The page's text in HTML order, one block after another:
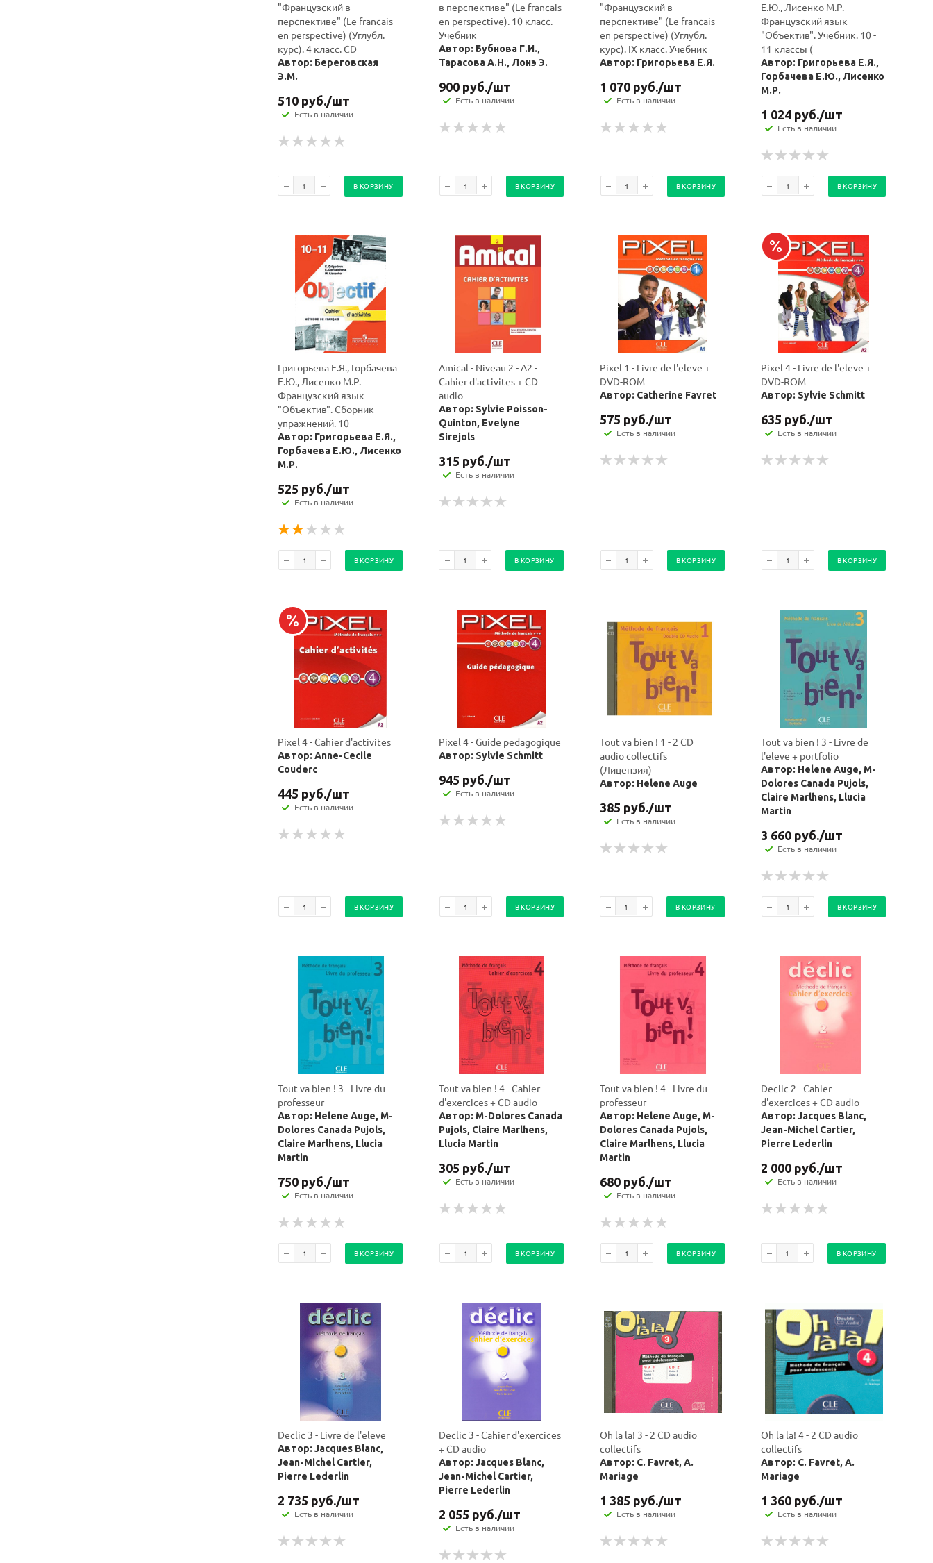
"Французский в
перспективе" (Le francais
en perspective) (Углубл.
курс). 4 класс. CD
Автор: Береговская
Э.М.
510 руб./шт
Есть в наличии
В КОРЗИНУ
в перспективе" (Le francais
en perspective). 10 класс.
Учебник
Автор: Бубнова Г.И.,
Тарасова А.Н., Лонэ Э.
900 руб./шт
Есть в наличии
В КОРЗИНУ
"Французский в
перспективе" (Le francais
en perspective) (Углубл.
курс). IX класс. Учебник
Автор: Григорьева Е.Я.
1 070 руб./шт
Есть в наличии
В КОРЗИНУ
Е.Ю., Лисенко М.Р.
Французский язык
"Объектив". Учебник. 10 -
11 классы (
Автор: Григорьева Е.Я.,
Горбачева Е.Ю., Лисенко
М.Р.
1 024 руб./шт
Есть в наличии
В КОРЗИНУ
Григорьева Е.Я., Горбачева
Е.Ю., Лисенко М.Р.
Французский язык
"Объектив". Сборник
упражнений. 10 -
Автор: Григорьева Е.Я.,
Горбачева Е.Ю., Лисенко
М.Р.
525 руб./шт
Есть в наличии
В КОРЗИНУ
Amical - Niveau 2 - A2 -
Cahier d'activites + CD
audio
Автор: Sylvie Poisson-
Quinton, Evelyne
Sirejols
315 руб./шт
Есть в наличии
В КОРЗИНУ
Pixel 1 - Livre de l'eleve +
DVD-ROM
Автор: Catherine Favret
575 руб./шт
Есть в наличии
В КОРЗИНУ
Pixel 4 - Livre de l'eleve +
DVD-ROM
Автор: Sylvie Schmitt
635 руб./шт
Есть в наличии
В КОРЗИНУ
Pixel 4 - Cahier d'activites
Автор: Anne-Cecile
Couderc
445 руб./шт
Есть в наличии
В КОРЗИНУ
Pixel 4 - Guide pedagogique
Автор: Sylvie Schmitt
945 руб./шт
Есть в наличии
В КОРЗИНУ
Tout va bien ! 1 - 2 CD
audio collectifs
(Лицензия)
Автор: Helene Auge
385 руб./шт
Есть в наличии
В КОРЗИНУ
Tout va bien ! 3 - Livre de
l'eleve + portfolio
Автор: Helene Auge, M-
Dolores Canada Pujols,
Claire Marlhens, Llucia
Martin
3 660 руб./шт
Есть в наличии
В КОРЗИНУ
Tout va bien ! 3 - Livre du
professeur
Автор: Helene Auge, M-
Dolores Canada Pujols,
Claire Marlhens, Llucia
Martin
750 руб./шт
Есть в наличии
В КОРЗИНУ
Tout va bien ! 4 - Cahier
d'exercices + CD audio
Автор: M-Dolores Canada
Pujols, Claire Marlhens,
Llucia Martin
305 руб./шт
Есть в наличии
В КОРЗИНУ
Tout va bien ! 4 - Livre du
professeur
Автор: Helene Auge, M-
Dolores Canada Pujols,
Claire Marlhens, Llucia
Martin
680 руб./шт
Есть в наличии
В КОРЗИНУ
Declic 2 - Cahier
d'exercices + CD audio
Автор: Jacques Blanc,
Jean-Michel Cartier,
Pierre Lederlin
2 000 руб./шт
Есть в наличии
В КОРЗИНУ
Declic 3 - Livre de l'eleve
Автор: Jacques Blanc,
Jean-Michel Cartier,
Pierre Lederlin
2 735 руб./шт
Есть в наличии
Declic 3 - Cahier d'exercices
+ CD audio
Автор: Jacques Blanc,
Jean-Michel Cartier,
Pierre Lederlin
2 055 руб./шт
Есть в наличии
Oh la la! 3 - 2 CD audio
collectifs
Автор: C. Favret, A.
Mariage
1 385 руб./шт
Есть в наличии
Oh la la! 4 - 2 CD audio
collectifs
Автор: C. Favret, A.
Mariage
1 360 руб./шт
Есть в наличии
конфидициальности
конфидициальности